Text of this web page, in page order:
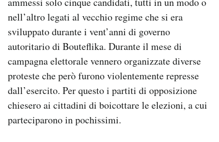
nell’altro legati al vecchio regime che si era
sviluppato durante i vent’anni di governo
autoritario di Bouteflika. Durante il mese di
campagna elettorale vennero organizzate diverse
proteste che però furono violentemente represse
dall’esercito. Per questo i partiti di opposizione
chiesero ai cittadini di boicottare le elezioni, a cui
parteciparono in pochissimi.